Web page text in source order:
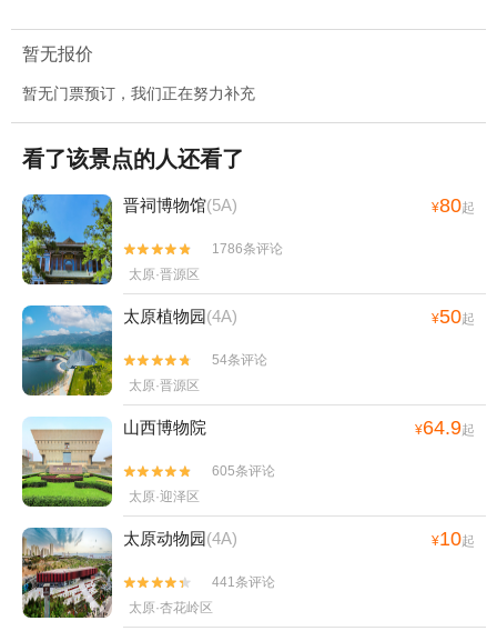
暂无报价
暂无门票预订，我们正在努力补充
看了该景点的人还看了
晋祠博物馆(5A) ¥80起


1786条评论
太原·晋源区
太原植物园(4A) ¥50起


54条评论
太原·晋源区
山西博物院 ¥64.9起


605条评论
太原·迎泽区
太原动物园(4A) ¥10起


441条评论
太原·杏花岭区